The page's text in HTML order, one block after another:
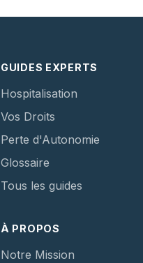
GUIDES EXPERTS
Hospitalisation
Vos Droits
Perte d'Autonomie
Glossaire
Tous les guides
À PROPOS
Notre Mission